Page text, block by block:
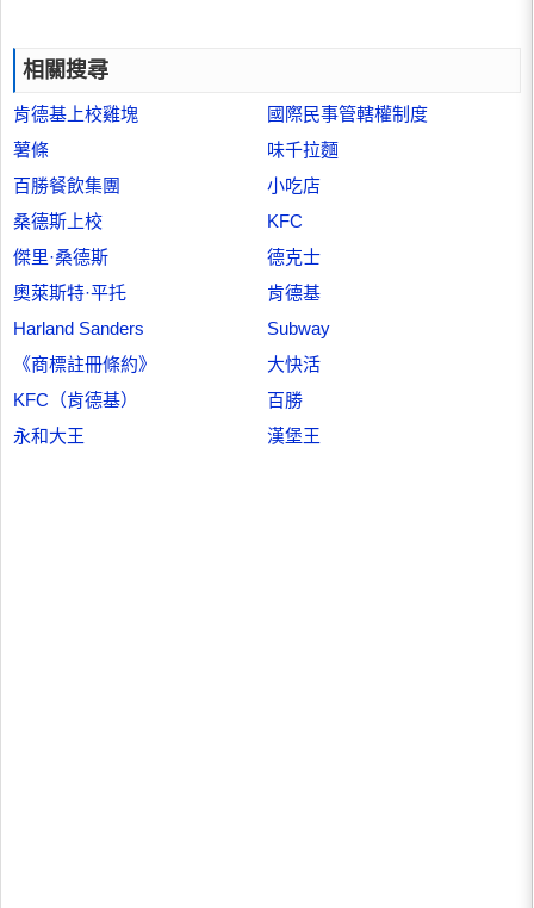
相關搜尋
肯德基上校雞塊
國際民事管轄權制度
薯條
味千拉麵
百勝餐飲集團
小吃店
桑德斯上校
KFC
傑里·桑德斯
德克士
奧萊斯特·平托
肯德基
Harland Sanders
Subway
《商標註冊條約》
大快活
KFC（肯德基）
百勝
永和大王
漢堡王